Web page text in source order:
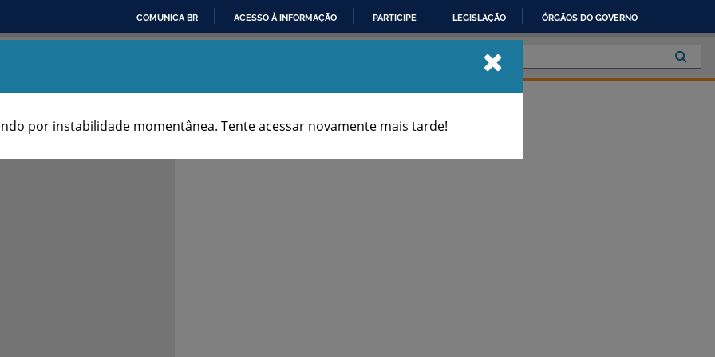
IR
CONTEÚDO
COMUNICA BR ACESSO À INFORMAÇÃO PARTICIPE LEGISLAÇÃO ÓRGÃOS DO GOVERNO
por instabilidade momentânea. Tente acessar novamente mais tarde!